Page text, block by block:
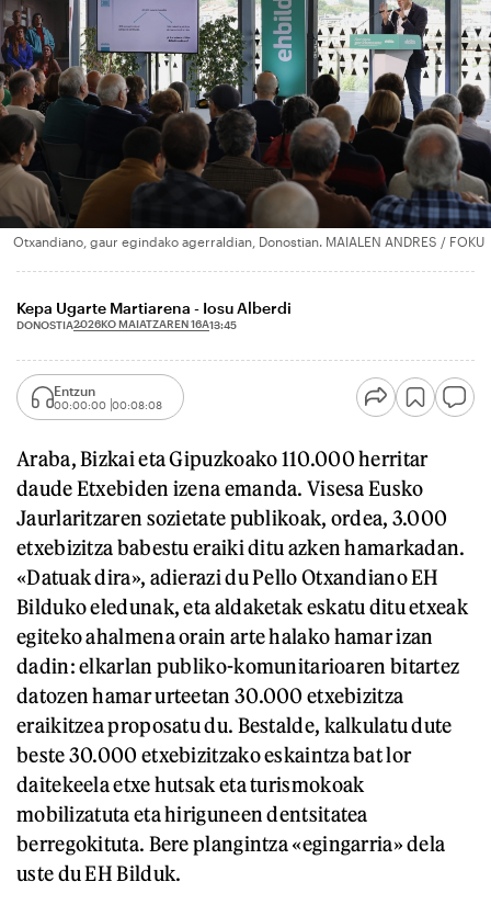
Otxandiano, gaur egindako agerraldian, Donostian. MAIALEN ANDRES / FOKU
Kepa Ugarte Martiarena - Iosu Alberdi
DONOSTIA2026KO MAIATZAREN 16A13:45
Entzun
00:00:00 00:08:08
Araba, Bizkai eta Gipuzkoako 110.000 herritar
daude Etxebiden izena emanda. Visesa Eusko
Jaurlaritzaren sozietate publikoak, ordea, 3.000
etxebizitza babestu eraiki ditu azken hamarkadan.
«Datuak dira», adierazi du Pello Otxandiano EH
Bilduko eledunak, eta aldaketak eskatu ditu etxeak
egiteko ahalmena orain arte halako hamar izan
dadin: elkarlan publiko-komunitarioaren bitartez
datozen hamar urteetan 30.000 etxebizitza
eraikitzea proposatu du. Bestalde, kalkulatu dute
beste 30.000 etxebizitzako eskaintza bat lor
daitekeela etxe hutsak eta turismokoak
mobilizatuta eta hiriguneen dentsitatea
berregokituta. Bere plangintza «egingarria» dela
uste du EH Bilduk.